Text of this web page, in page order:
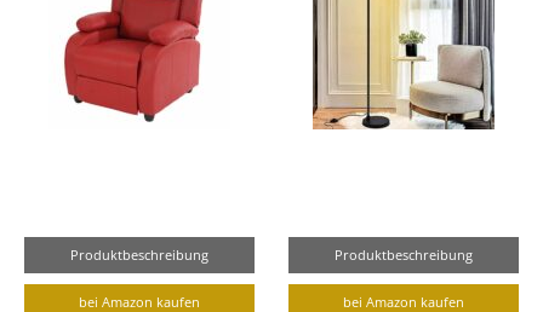
Produktbeschreibung
bei Amazon kaufen
Produktbeschreibung
bei Amazon kaufen